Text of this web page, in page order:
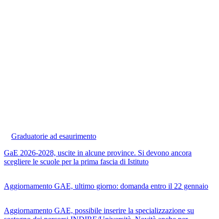
Graduatorie ad esaurimento
GaE 2026-2028, uscite in alcune province. Si devono ancora
scegliere le scuole per la prima fascia di Istituto
Aggiornamento GAE, ultimo giorno: domanda entro il 22 gennaio
Aggiornamento GAE, possibile inserire la specializzazione su